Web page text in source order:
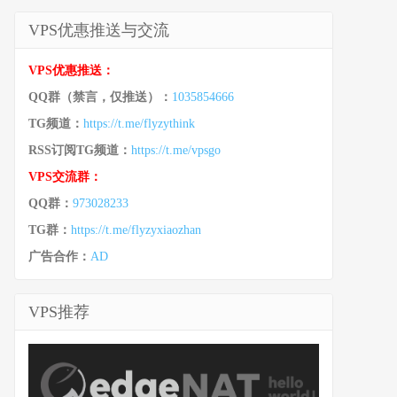
VPS优惠推送与交流
VPS优惠推送：
QQ群（禁言，仅推送）： 1035854666
TG频道： https://t.me/flyzythink
RSS订阅TG频道： https://t.me/vpsgo
VPS交流群：
QQ群： 973028233
TG群： https://t.me/flyzyxiaozhan
广告合作： AD
VPS推荐